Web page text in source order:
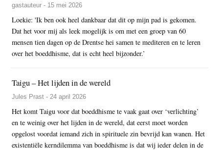
gastauteur - 15 mei 2026
Loekie: 'Ik ben ook heel dankbaar dat dit op mijn pad is gekomen.
Dat het voor mij als leek mogelijk is om met een groep van 60
mensen tien dagen op de Drentse hei samen te mediteren en te leren
over het boeddhisme, dat is echt heel bijzonder.’
Taigu – Het lijden in de wereld
Jules Prast - 24 april 2026
Het komt Taigu voor dat boeddhisme te vaak gaat over ‘verlichting’
en te weinig over het lijden in de wereld, dat eerst moet worden
opgelost voordat iemand zich in spirituele zin bevrijd kan wanen. Het
existentiële kerndilemma van boeddhisme is dat wij ieder delen in de